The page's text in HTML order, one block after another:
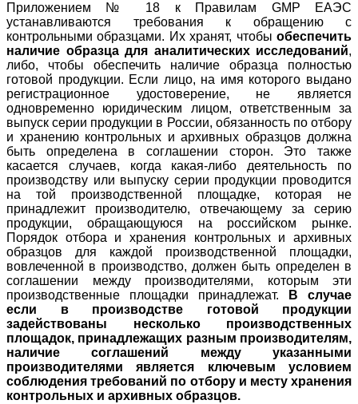
Приложением № 18 к Правилам GMP ЕАЭС
устанавливаются требования к обращению с
контрольными образцами. Их хранят, чтобы обеспечить
наличие образца для аналитических исследований,
либо, чтобы обеспечить наличие образца полностью
готовой продукции. Если лицо, на имя которого выдано
регистрационное удостоверение, не является
одновременно юридическим лицом, ответственным за
выпуск серии продукции в России, обязанность по отбору
и хранению контрольных и архивных образцов должна
быть определена в соглашении сторон. Это также
касается случаев, когда какая-либо деятельность по
производству или выпуску серии продукции проводится
на той производственной площадке, которая не
принадлежит производителю, отвечающему за серию
продукции, обращающуюся на российском рынке.
Порядок отбора и хранения контрольных и архивных
образцов для каждой производственной площадки,
вовлеченной в производство, должен быть определен в
соглашении между производителями, которым эти
производственные площадки принадлежат.
В случае
если в производстве готовой продукции
задействованы несколько производственных
площадок, принадлежащих разным производителям,
наличие соглашений между указанными
производителями является ключевым условием
соблюдения требований по отбору и месту хранения
контрольных и архивных образцов.